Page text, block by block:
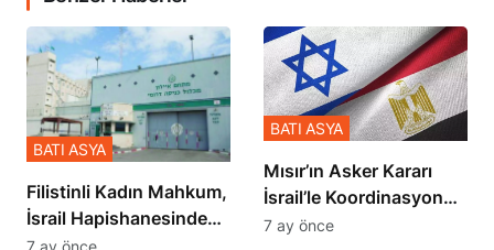
Filistinli Kadın Mahkum,
İsrail Hapishanesindeki
Zulmü Anlattı
BATI ASYA
7 ay önce
Mısır’ın Asker Kararı
İsrail’le Koordinasyon
İçinde Gerçekleşmiş
BATI ASYA
7 ay önce